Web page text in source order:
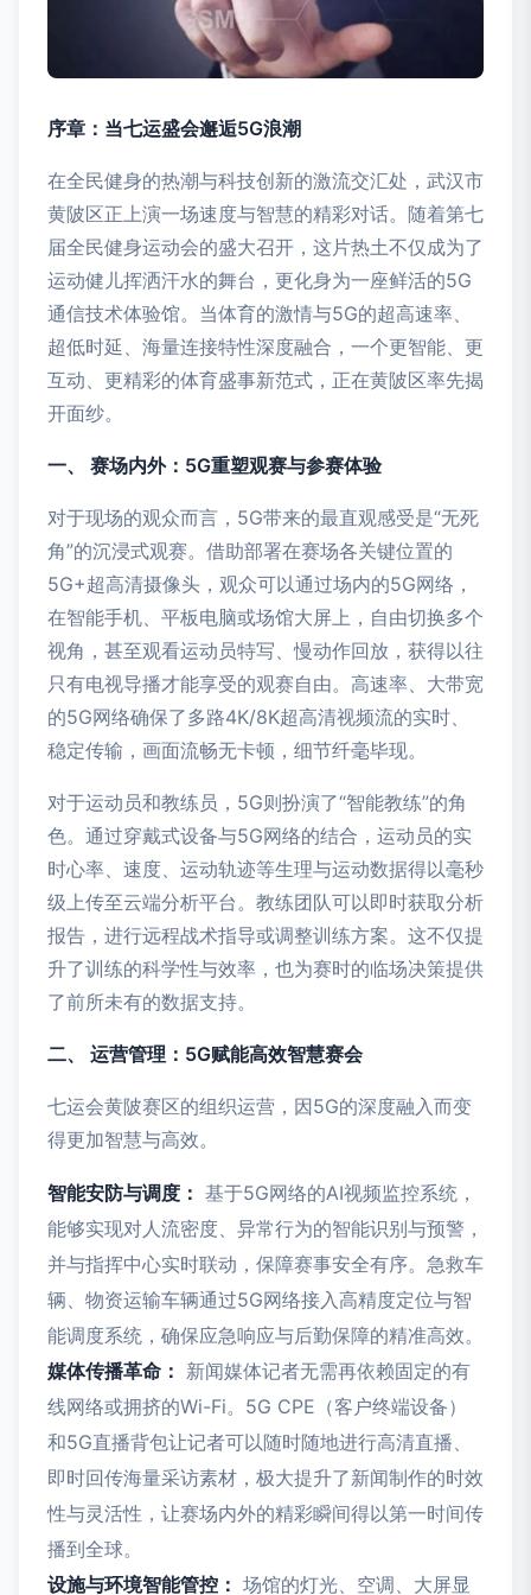
序章：当七运盛会邂逅5G浪潮
在全民健身的热潮与科技创新的激流交汇处，武汉市
黄陂区正上演一场速度与智慧的精彩对话。随着第七
届全民健身运动会的盛大召开，这片热土不仅成为了
运动健儿挥洒汗水的舞台，更化身为一座鲜活的5G
通信技术体验馆。当体育的激情与5G的超高速率、
超低时延、海量连接特性深度融合，一个更智能、更
互动、更精彩的体育盛事新范式，正在黄陂区率先揭
开面纱。
一、 赛场内外：5G重塑观赛与参赛体验
对于现场的观众而言，5G带来的最直观感受是“无死
角”的沉浸式观赛。借助部署在赛场各关键位置的
5G+超高清摄像头，观众可以通过场内的5G网络，
在智能手机、平板电脑或场馆大屏上，自由切换多个
视角，甚至观看运动员特写、慢动作回放，获得以往
只有电视导播才能享受的观赛自由。高速率、大带宽
的5G网络确保了多路4K/8K超高清视频流的实时、
稳定传输，画面流畅无卡顿，细节纤毫毕现。
对于运动员和教练员，5G则扮演了“智能教练”的角
色。通过穿戴式设备与5G网络的结合，运动员的实
时心率、速度、运动轨迹等生理与运动数据得以毫秒
级上传至云端分析平台。教练团队可以即时获取分析
报告，进行远程战术指导或调整训练方案。这不仅提
升了训练的科学性与效率，也为赛时的临场决策提供
了前所未有的数据支持。
二、 运营管理：5G赋能高效智慧赛会
七运会黄陂赛区的组织运营，因5G的深度融入而变
得更加智慧与高效。
智能安防与调度： 基于5G网络的AI视频监控系统，
能够实现对人流密度、异常行为的智能识别与预警，
并与指挥中心实时联动，保障赛事安全有序。急救车
辆、物资运输车辆通过5G网络接入高精度定位与智
能调度系统，确保应急响应与后勤保障的精准高效。
媒体传播革命： 新闻媒体记者无需再依赖固定的有
线网络或拥挤的Wi-Fi。5G CPE（客户终端设备）
和5G直播背包让记者可以随时随地进行高清直播、
即时回传海量采访素材，极大提升了新闻制作的时效
性与灵活性，让赛场内外的精彩瞬间得以第一时间传
播到全球。
设施与环境智能管控： 场馆的灯光、空调、大屏显